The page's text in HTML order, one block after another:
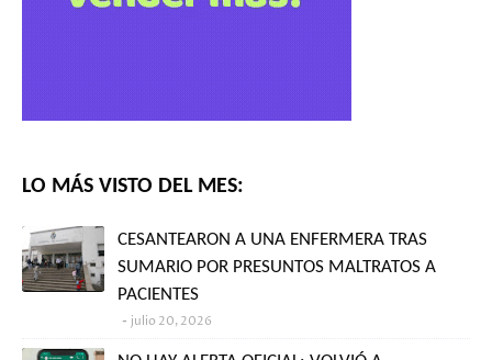
LO MÁS VISTO DEL MES:
CESANTEARON A UNA ENFERMERA TRAS
SUMARIO POR PRESUNTOS MALTRATOS A
PACIENTES
julio 20, 2026